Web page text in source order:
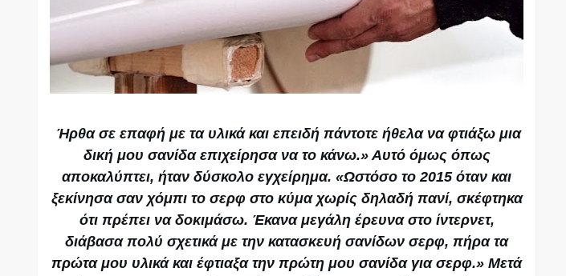
Ήρθα σε επαφή με τα υλικά και επειδή πάντοτε ήθελα να φτιάξω μια
δική μου σανίδα επιχείρησα να το κάνω.» Αυτό όμως όπως
αποκαλύπτει, ήταν δύσκολο εγχείρημα. «Ωστόσο το 2015 όταν και
ξεκίνησα σαν χόμπι το σερφ στο κύμα χωρίς δηλαδή πανί, σκέφτηκα
ότι πρέπει να δοκιμάσω. Έκανα μεγάλη έρευνα στο ίντερνετ,
διάβασα πολύ σχετικά με την κατασκευή σανίδων σερφ, πήρα τα
πρώτα μου υλικά και έφτιαξα την πρώτη μου σανίδα για σερφ.» Μετά